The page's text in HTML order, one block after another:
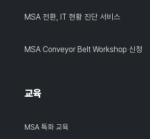
MSA 전환, IT 현황 진단 서비스
MSA Conveyor Belt Workshop 신청
교육
MSA 특화 교육